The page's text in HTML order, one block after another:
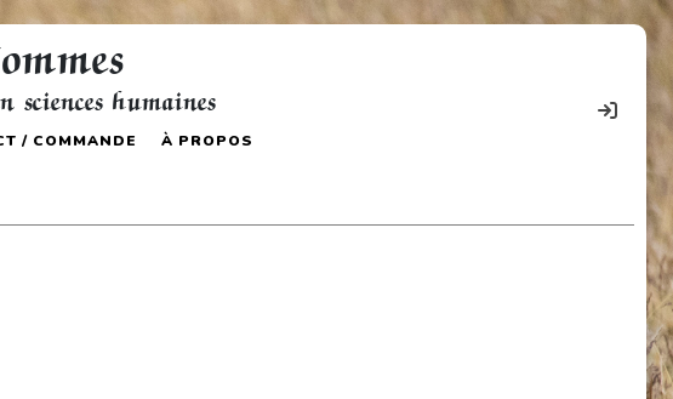
sciences humaines
/ COMMANDE À PROPOS